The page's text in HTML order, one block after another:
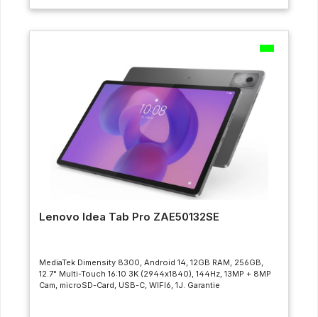
Lenovo Idea Tab Pro ZAE50132SE
MediaTek Dimensity 8300, Android 14, 12GB RAM, 256GB,
12.7" Multi-Touch 16:10 3K (2944x1840), 144Hz, 13MP + 8MP
Cam, microSD-Card, USB-C, WIFI6, 1J. Garantie